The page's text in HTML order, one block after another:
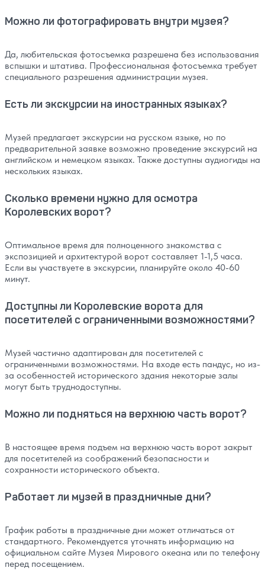
Можно ли фотографировать внутри музея?
Да, любительская фотосъемка разрешена без использования
вспышки и штатива. Профессиональная фотосъемка требует
специального разрешения администрации музея.
Есть ли экскурсии на иностранных языках?
Музей предлагает экскурсии на русском языке, но по
предварительной заявке возможно проведение экскурсий на
английском и немецком языках. Также доступны аудиогиды на
нескольких языках.
Сколько времени нужно для осмотра
Королевских ворот?
Оптимальное время для полноценного знакомства с
экспозицией и архитектурой ворот составляет 1-1,5 часа.
Если вы участвуете в экскурсии, планируйте около 40-60
минут.
Доступны ли Королевские ворота для
посетителей с ограниченными возможностями?
Музей частично адаптирован для посетителей с
ограниченными возможностями. На входе есть пандус, но из-
за особенностей исторического здания некоторые залы
могут быть труднодоступны.
Можно ли подняться на верхнюю часть ворот?
В настоящее время подъем на верхнюю часть ворот закрыт
для посетителей из соображений безопасности и
сохранности исторического объекта.
Работает ли музей в праздничные дни?
График работы в праздничные дни может отличаться от
стандартного. Рекомендуется уточнять информацию на
официальном сайте Музея Мирового океана или по телефону
перед посещением.